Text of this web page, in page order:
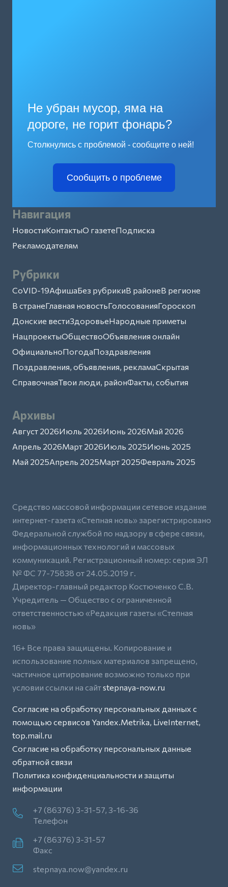
Не убран мусор, яма на
дороге, не горит фонарь?
Столкнулись с проблемой - сообщите о ней!
Сообщить о проблеме
Навигация
НовостиКонтактыО газетеПодписка
Рекламодателям
Рубрики
CoVID-19АфишаБез рубрикиВ районеВ регионе
В странеГлавная новостьГолосованияГороскоп
Донские вестиЗдоровьеНародные приметы
НацпроектыОбществоОбъявления онлайн
ОфициальноПогодаПоздравления
Поздравления, объявления, рекламаСкрытая
СправочнаяТвои люди, районФакты, события
Архивы
Август 2026Июль 2026Июнь 2026Май 2026
Апрель 2026Март 2026Июль 2025Июнь 2025
Май 2025Апрель 2025Март 2025Февраль 2025
Средство массовой информации сетевое издание
интернет-газета «Степная новь» зарегистрировано
Федеральной службой по надзору в сфере связи,
информационных технологий и массовых
коммуникаций. Регистрационный номер: серия ЭЛ
№ ФС 77-75838 от 24.05.2019 г.
Директор-главный редактор Костюченко С.В.
Учредитель — Общество с ограниченной
ответственностью «Редакция газеты «Степная
новь»
16+ Все права защищены. Копирование и
использование полных материалов запрещено,
частичное цитирование возможно только при
условии ссылки на сайтstepnaya-now.ru
Согласие на обработку персональных данных с
помощью сервисов Yandex.Metrika, LiveInternet,
top.mail.ru
Согласие на обработку персональных данные
обратной связи
Политика конфиденциальности и защиты
информации
+7 (86376) 3-31-57, 3-16-36
Телефон
+7 (86376) 3-31-57
Факс
stepnaya.now@yandex.ru